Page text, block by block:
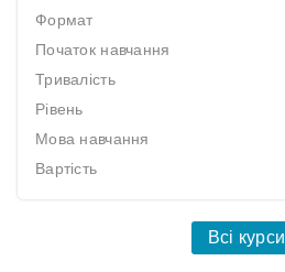
Формат
Початок навчання
Тривалість
Рівень
Мова навчання
Вартість
Всі курси